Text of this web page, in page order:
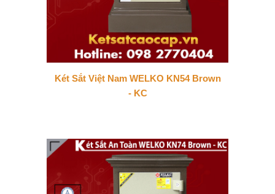
Két Sắt Việt Nam WELKO KN54 Brown
- KC